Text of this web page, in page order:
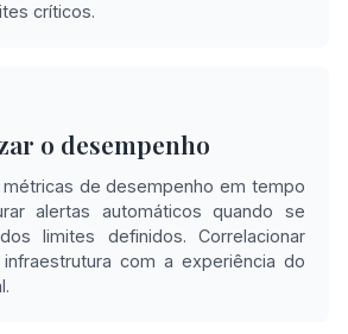
críticos.
o desempenho
métricas de desempenho em tempo
alertas automáticos quando se
limites definidos. Correlacionar
com a experiência do